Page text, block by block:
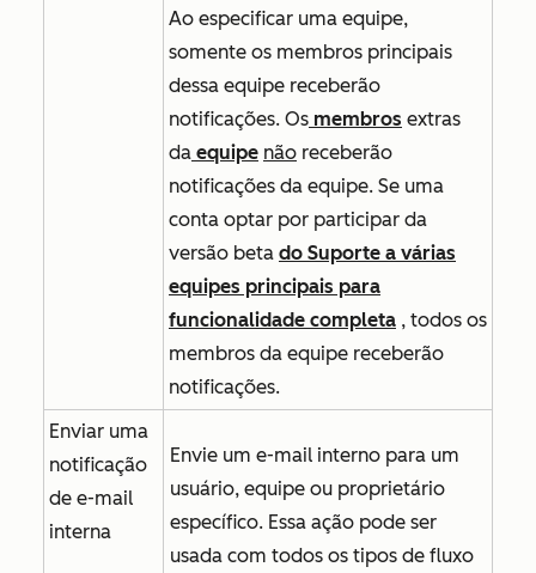
Ao especificar uma equipe,
somente os membros principais
dessa equipe receberão
notificações. Os membros extras
da equipe não receberão
notificações da equipe. Se uma
conta optar por participar da
versão beta do Suporte a várias
equipes principais para
funcionalidade completa , todos os
membros da equipe receberão
notificações.
Enviar uma
notificação
de e-mail
interna
Envie um e-mail interno para um
usuário, equipe ou proprietário
específico. Essa ação pode ser
usada com todos os tipos de fluxo